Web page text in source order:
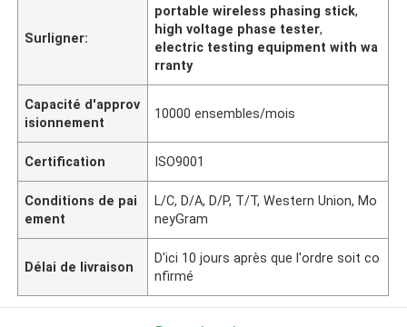
Surligner:
portable wireless phasing stick,
high voltage phase tester,
electric testing equipment with wa
rranty
Capacité d'approv
isionnement
10000 ensembles/mois
Certification ISO9001
Conditions de pai
ement
L/C, D/A, D/P, T/T, Western Union, Mo
neyGram
Délai de livraison
D'ici 10 jours après que l'ordre soit co
nfirmé